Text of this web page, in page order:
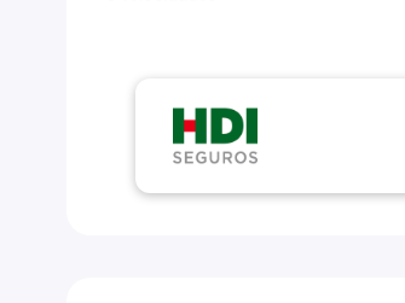
- Cierre centralizado
Recibimos vehículos en parte de pago